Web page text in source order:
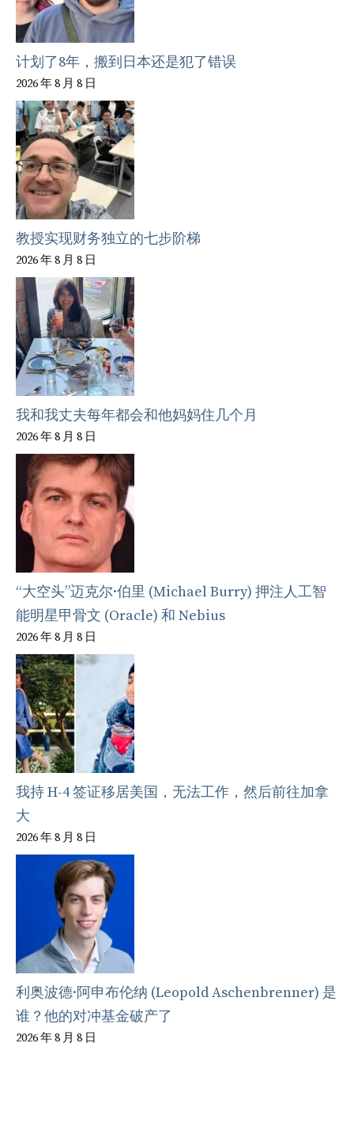
计划了8年，搬到日本还是犯了错误
2026 年 8 月 8 日
教授实现财务独立的七步阶梯
2026 年 8 月 8 日
我和我丈夫每年都会和他妈妈住几个月
2026 年 8 月 8 日
“大空头”迈克尔·伯里 (Michael Burry) 押注人工智
能明星甲骨文 (Oracle) 和 Nebius
2026 年 8 月 8 日
我持 H-4 签证移居美国，无法工作，然后前往加拿
大
2026 年 8 月 8 日
利奥波德·阿申布伦纳 (Leopold Aschenbrenner) 是
谁？他的对冲基金破产了
2026 年 8 月 8 日